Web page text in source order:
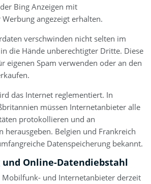
Bing Anzeigen mit
angezeigt erhalten.
verschwinden nicht selten im
die Hände unberechtigter Dritte. Diese
eigenen Spam verwenden oder an den
das Internet reglementiert. In
müssen Internetanbieter alle
protokollieren und an
herausgeben. Belgien und Frankreich
Datenspeicherung bekannt.
und Online-Datendiebstahl
Mobilfunk- und Internetanbieter derzeit